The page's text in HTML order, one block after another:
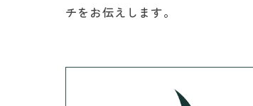
チをお伝えします。